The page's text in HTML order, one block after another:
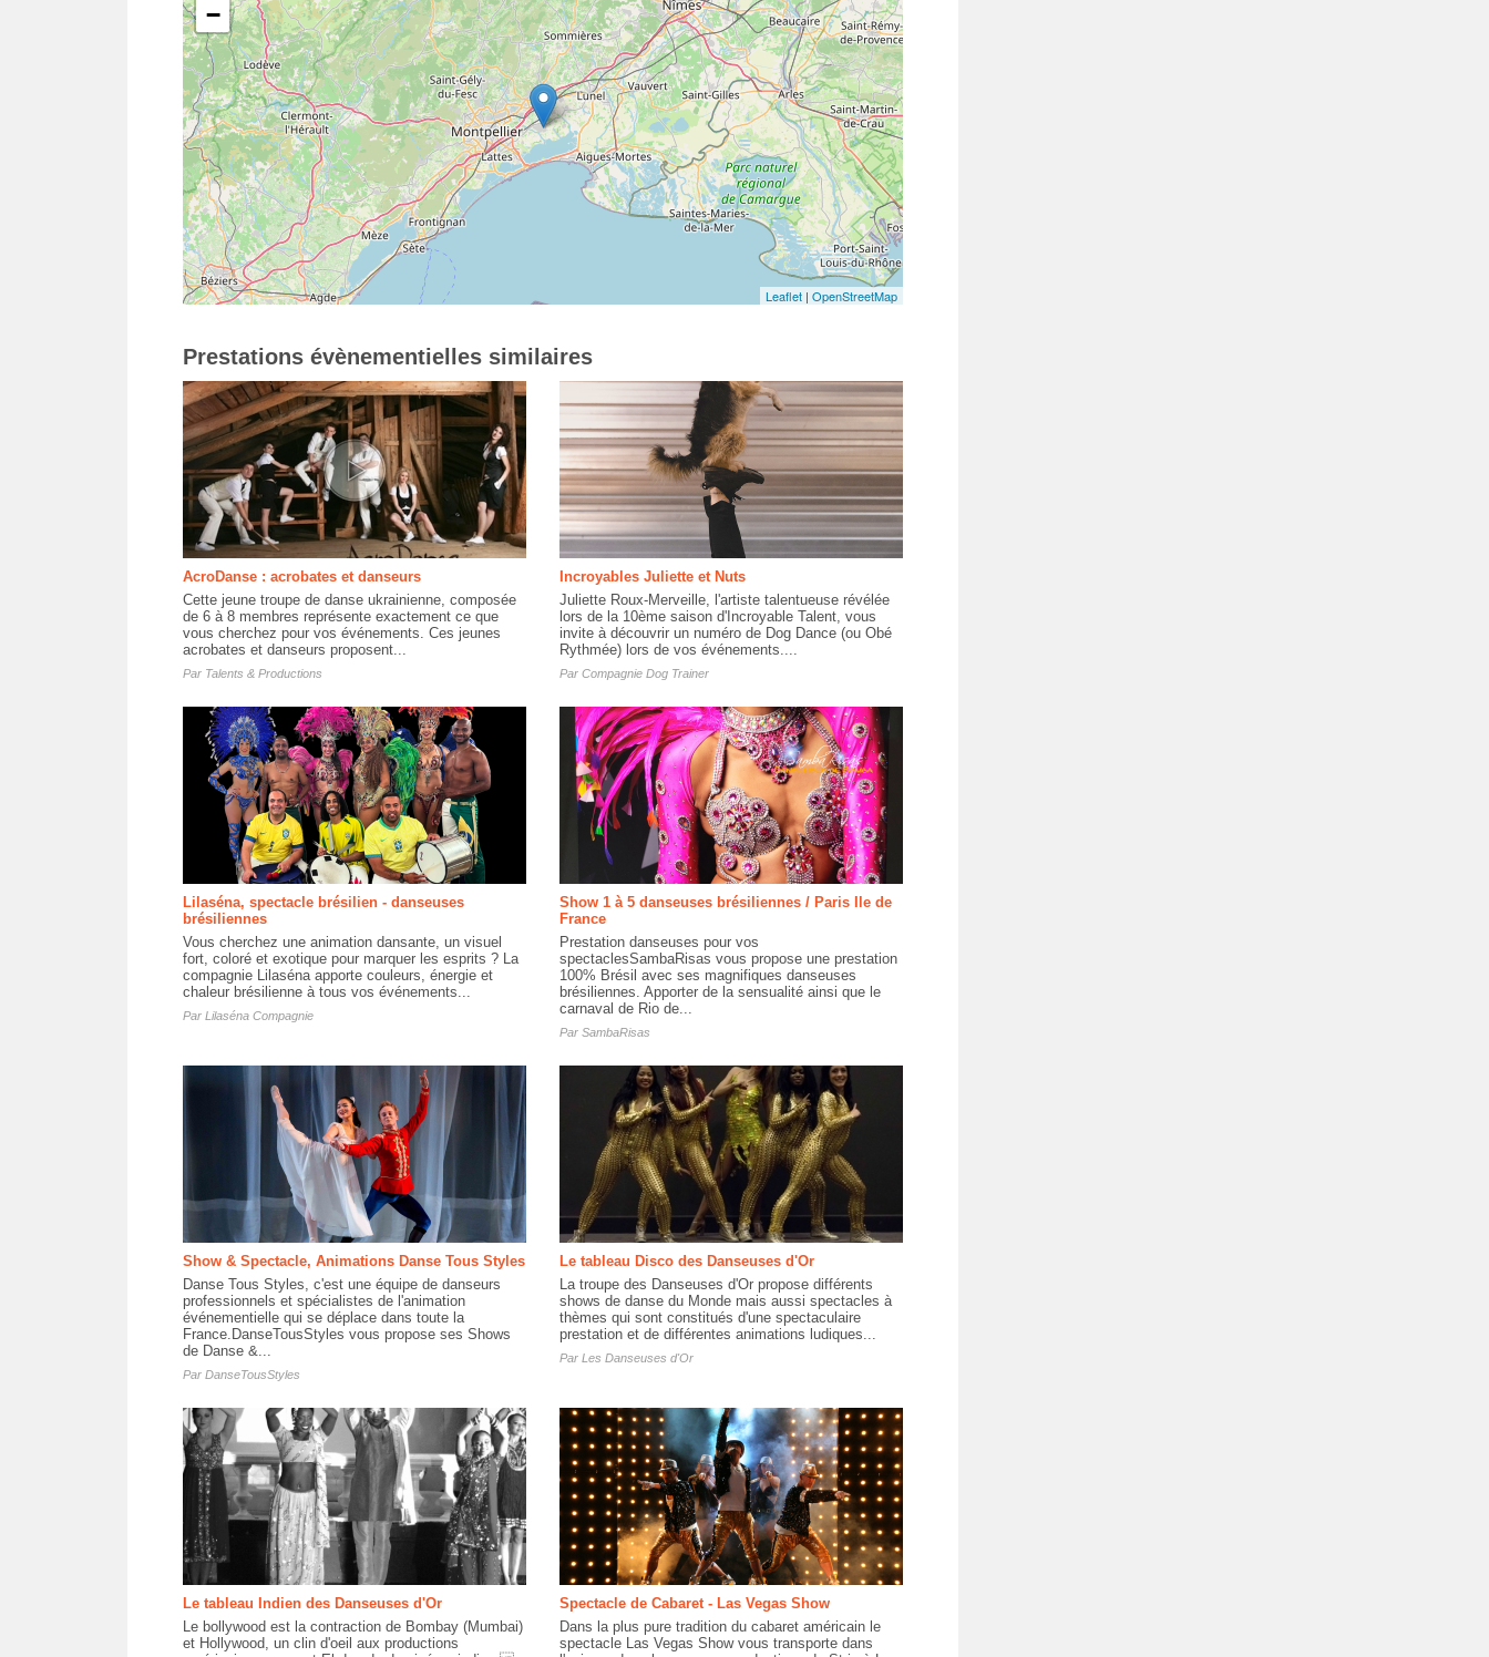
−
Leaflet| OpenStreetMap
Prestations évènementielles similaires
AcroDanse : acrobates et danseurs
Cette jeune troupe de danse ukrainienne, composée
de 6 à 8 membres représente exactement ce que
vous cherchez pour vos événements. Ces jeunes
acrobates et danseurs proposent...
Par Talents & Productions
Incroyables Juliette et Nuts
Juliette Roux-Merveille, l'artiste talentueuse révélée
lors de la 10ème saison d'Incroyable Talent, vous
invite à découvrir un numéro de Dog Dance (ou Obé
Rythmée) lors de vos événements....
Par Compagnie Dog Trainer
Lilaséna, spectacle brésilien - danseuses
brésiliennes
Vous cherchez une animation dansante, un visuel
fort, coloré et exotique pour marquer les esprits ? La
compagnie Lilaséna apporte couleurs, énergie et
chaleur brésilienne à tous vos événements...
Par Lilaséna Compagnie
Show 1 à 5 danseuses brésiliennes / Paris Ile de
France
Prestation danseuses pour vos
spectaclesSambaRisas vous propose une prestation
100% Brésil avec ses magnifiques danseuses
brésiliennes. Apporter de la sensualité ainsi que le
carnaval de Rio de...
Par SambaRisas
Show & Spectacle, Animations Danse Tous Styles
Danse Tous Styles, c'est une équipe de danseurs
professionnels et spécialistes de l'animation
événementielle qui se déplace dans toute la
France.DanseTousStyles vous propose ses Shows
de Danse &...
Par DanseTousStyles
Le tableau Disco des Danseuses d'Or
La troupe des Danseuses d'Or propose différents
shows de danse du Monde mais aussi spectacles à
thèmes qui sont constitués d'une spectaculaire
prestation et de différentes animations ludiques...
Par Les Danseuses d'Or
Le tableau Indien des Danseuses d'Or
Le bollywood est la contraction de Bombay (Mumbai)
et Hollywood, un clin d'oeil aux productions
Spectacle de Cabaret - Las Vegas Show
Dans la plus pure tradition du cabaret américain le
spectacle Las Vegas Show vous transporte dans